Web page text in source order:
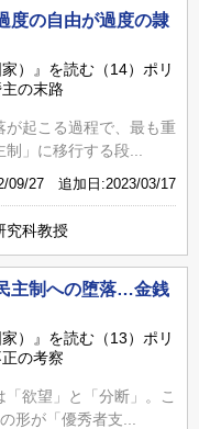
度の自由が過度の隷
）』を読む（14）ポリ
の末路
起こる過程で、最も重
」に移行する段...
09/27 追加日:2023/03/17
究科教授
主制への堕落…金銭
）』を読む（13）ポリ
の考察
欲望」と「分断」。こ
形が「優秀者支...